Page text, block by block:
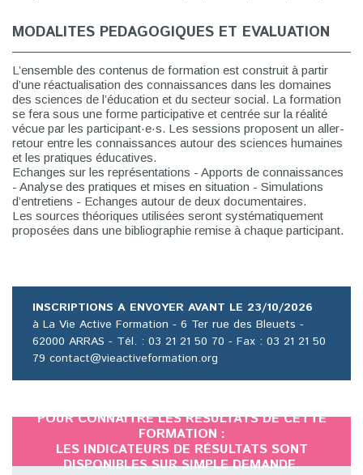
MODALITES PEDAGOGIQUES ET EVALUATION
L’ensemble des contenus de formation est construit à partir
d’une réactualisation des connaissances dans les domaines
des sciences de l’éducation et du secteur social. La formation
se fera sous une forme participative et centrée sur la réalité
vécue par les participant·e·s. Les sessions proposent un aller-
retour entre les connaissances autour des sciences humaines
et les pratiques éducatives.
Echanges sur les représentations - Apports de connaissances
- Analyse des pratiques et mises en situation - Simulations
d’entretiens - Echanges autour de deux documentaires.
Les sources théoriques utilisées seront systématiquement
proposées dans une bibliographie remise à chaque participant.
INSCRIPTIONS A ENVOYER AVANT LE 23/10/2026
à La Vie Active Formation - 6 Ter rue des Bleuets -
62000 ARRAS - Tél. : 03 21 21 50 70 - Fax : 03 21 21 50
79 contact@vieactiveformation.org
POUR CONNAÎTRE LES RÉSULTATS DE CETTE
FORMATION :
LES INDICATEURS DE RÉSULTATS SONT
DISPONIBLES SUR SIMPLE DEMANDE.